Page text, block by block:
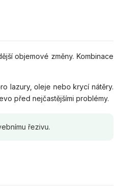
objemové změny. Kombinace
lazury, oleje nebo krycí nátěry.
před nejčastějšími problémy.
řezivu.